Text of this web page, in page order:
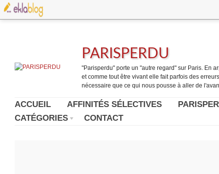
PARISPERDU
"Parisperdu" porte un "autre regard" sur Paris. En
et comme tout être vivant elle fait parfois des
nécessaire que ce qui nous pousse à aller de
ACCUEIL AFFINITÉS SÉLECTIVES
CATÉGORIES
CONTACT